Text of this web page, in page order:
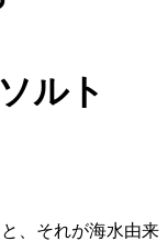
ルト
、それが海水由来